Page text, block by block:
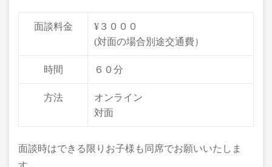
面談料金
¥３０００
(対面の場合別途交通費）
時間 ６０分
方法
オンライン
対面
面談時はできる限りお子様も同席でお願いいたしま